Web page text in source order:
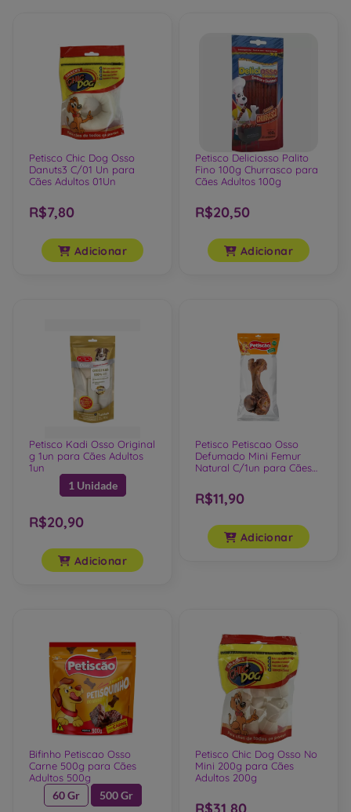
Petisco Chic Dog Osso
Danuts3 C/01 Un para
R$7,80
Adicionar
Petisco Deliciosso Palito
Fino 100g Churrasco para
R$20,50
Adicionar
Petisco Kadi Osso Original
g 1un para Cães Adultos
1 Unidade
R$20,90
Adicionar
Petisco Petiscao Osso
Defumado Mini Femur
Adultos 1un
R$11,90
Adicionar
Bifinho Petiscao Osso
Carne 500g para Cães
Adultos 500g
60 Gr 500 Gr
Petisco Chic Dog Osso No
Mini 200g para Cães